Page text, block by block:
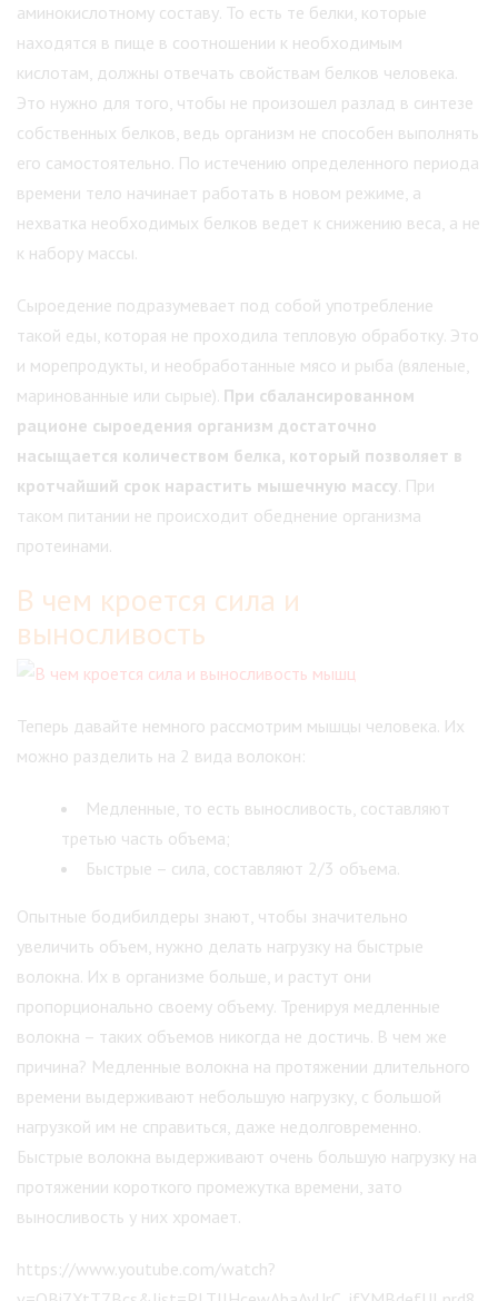
аминокислотному составу. То есть те белки, которые
находятся в пище в соотношении к необходимым
кислотам, должны отвечать свойствам белков человека.
Это нужно для того, чтобы не произошел разлад в синтезе
собственных белков, ведь организм не способен выполнять
его самостоятельно. По истечению определенного периода
времени тело начинает работать в новом режиме, а
нехватка необходимых белков ведет к снижению веса, а не
к набору массы.
Сыроедение подразумевает под собой употребление
такой еды, которая не проходила тепловую обработку. Это
и морепродукты, и необработанные мясо и рыба (вяленые,
маринованные или сырые). При сбалансированном
рационе сыроедения организм достаточно
насыщается количеством белка, который позволяет в
кротчайший срок нарастить мышечную массу. При
таком питании не происходит обеднение организма
протеинами.
В чем кроется сила и
выносливость
Теперь давайте немного рассмотрим мышцы человека. Их
можно разделить на 2 вида волокон:
Медленные, то есть выносливость, составляют
третью часть объема;
Быстрые – сила, составляют 2/3 объема.
Опытные бодибилдеры знают, чтобы значительно
увеличить объем, нужно делать нагрузку на быстрые
волокна. Их в организме больше, и растут они
пропорционально своему объему. Тренируя медленные
волокна – таких объемов никогда не достичь. В чем же
причина? Медленные волокна на протяжении длительного
времени выдерживают небольшую нагрузку, с большой
нагрузкой им не справиться, даже недолговременно.
Быстрые волокна выдерживают очень большую нагрузку на
протяжении короткого промежутка времени, зато
выносливость у них хромает.
https://www.youtube.com/watch?